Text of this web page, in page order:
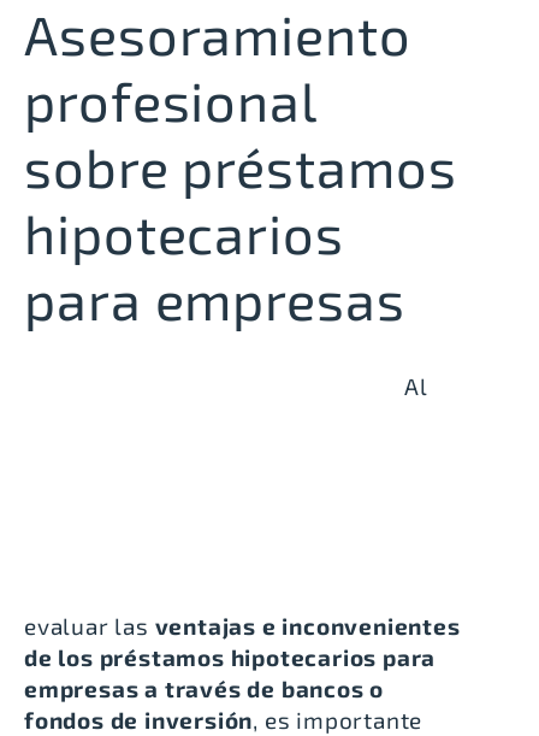
Asesoramiento
profesional
sobre préstamos
hipotecarios
para empresas
Al
evaluar las ventajas e inconvenientes
de los préstamos hipotecarios para
empresas a través de bancos o
fondos de inversión, es importante